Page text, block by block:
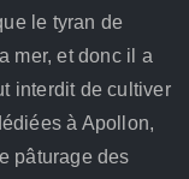
le tyran de
mer, et donc il a
interdit de cultiver
à Apollon,
pâturage des